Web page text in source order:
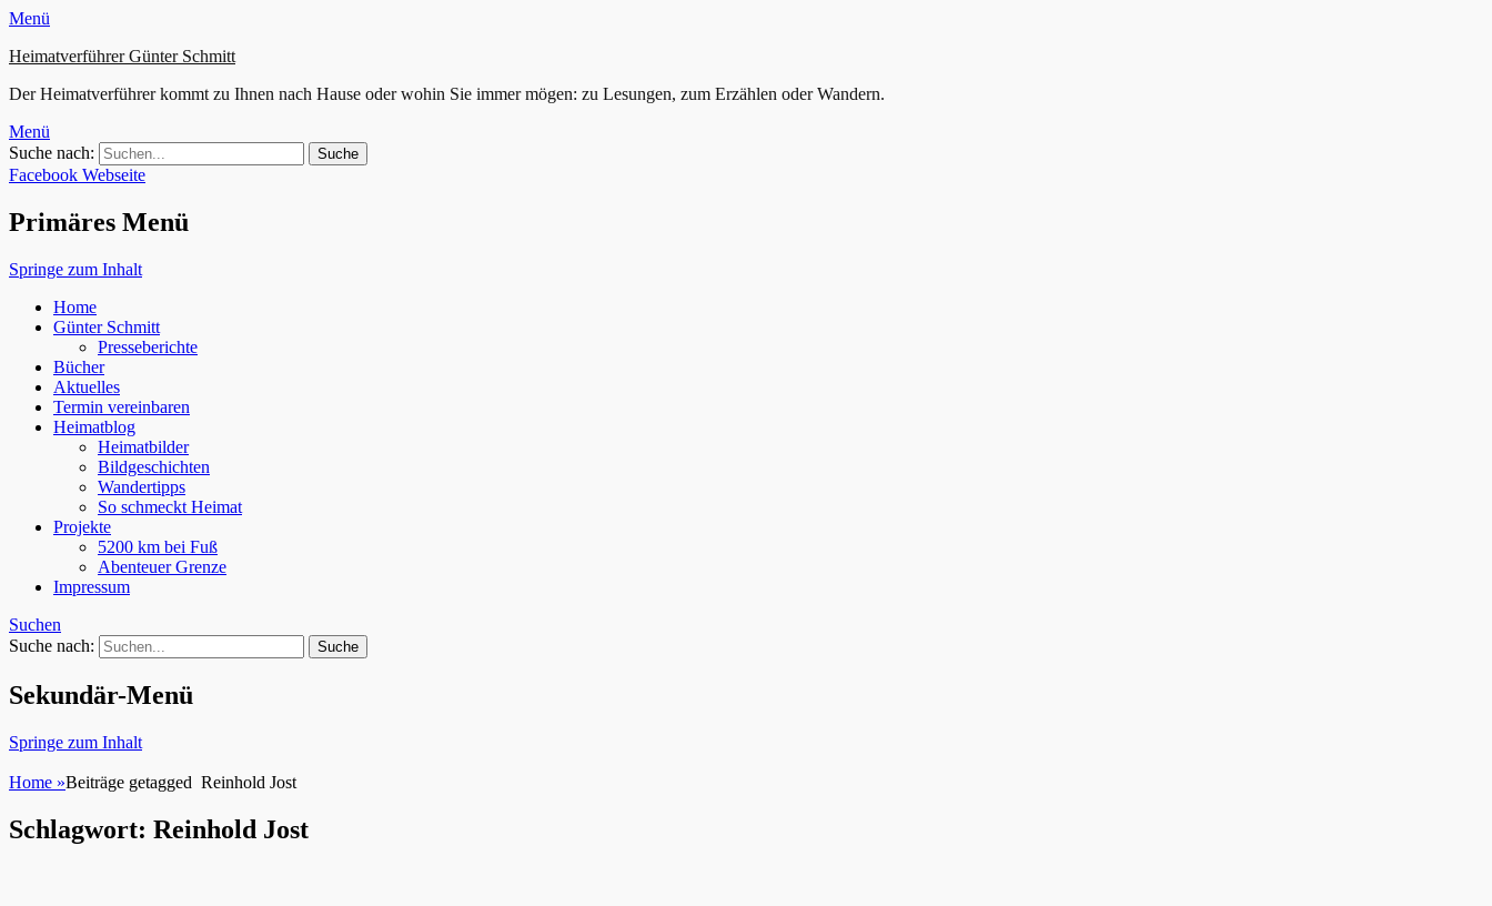
Menü
Heimatverführer Günter Schmitt
Der Heimatverführer kommt zu Ihnen nach Hause oder wohin Sie immer mögen: zu Lesungen, zum Erzählen oder Wandern.
Menü
Suche nach:
Facebook Webseite
Primäres Menü
Springe zum Inhalt
Home
Günter Schmitt
Presseberichte
Bücher
Aktuelles
Termin vereinbaren
Heimatblog
Heimatbilder
Bildgeschichten
Wandertipps
So schmeckt Heimat
Projekte
5200 km bei Fuß
Abenteuer Grenze
Impressum
Suchen
Suche nach:
Sekundär-Menü
Springe zum Inhalt
Home »Beiträge getagged Reinhold Jost
Schlagwort: Reinhold Jost